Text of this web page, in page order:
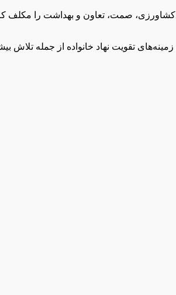
صمت، تعاون و بهداشت را مکلف کرد
تقویت نهاد خانواده از جمله